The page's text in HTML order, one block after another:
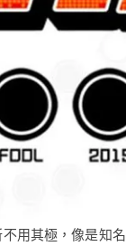
用其極，像是知